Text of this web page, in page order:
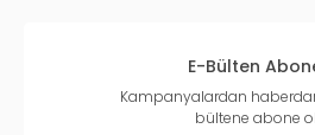
E-Bülten
Kampanyalardan
bültene abone